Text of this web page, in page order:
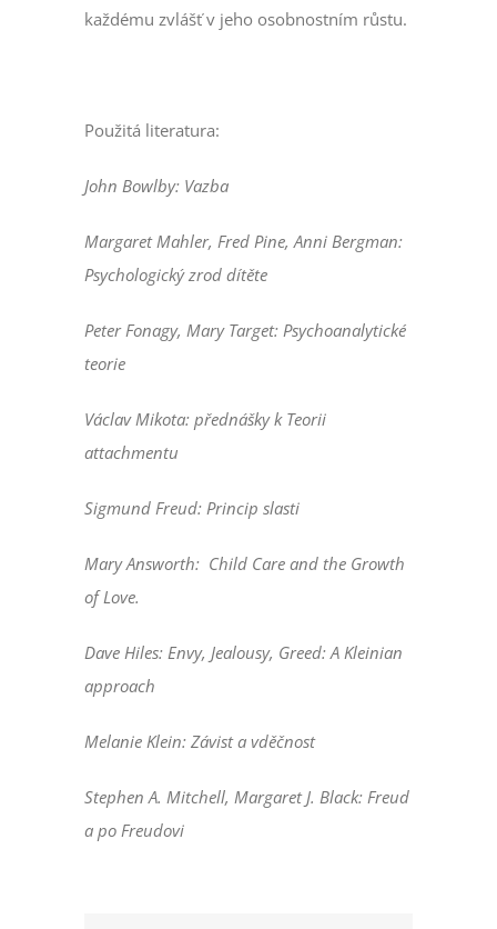
každému zvlášť v jeho osobnostním růstu.
Použitá literatura:
John Bowlby: Vazba
Margaret Mahler, Fred Pine, Anni Bergman:
Psychologický zrod dítěte
Peter Fonagy, Mary Target: Psychoanalytické
teorie
Václav Mikota: přednášky k Teorii
attachmentu
Sigmund Freud: Princip slasti
Mary Answorth: Child Care and the Growth
of Love.
Dave Hiles: Envy, Jealousy, Greed: A Kleinian
approach
Melanie Klein: Závist a vděčnost
Stephen A. Mitchell, Margaret J. Black: Freud
a po Freudovi